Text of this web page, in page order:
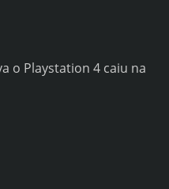
o Playstation 4 caiu na